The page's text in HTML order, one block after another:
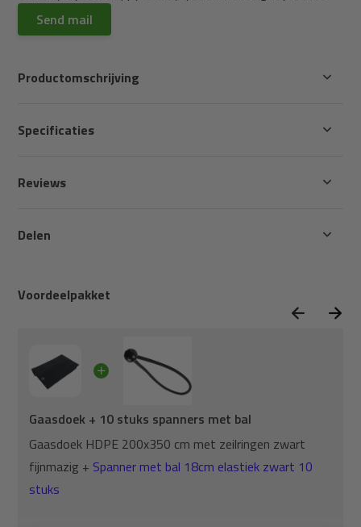
Send mail
Voordeelpakket
Gaasdoek + 10 stuks spanners met bal
Gaasdoek HDPE 200x350 cm met zeilringen zwart
fijnmazig + Spanner met bal 18cm elastiek zwart 10
stuks
Productomschrijving
Specificaties
Reviews
Delen